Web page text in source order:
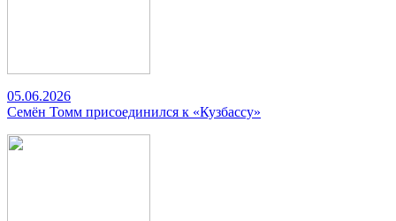
05.06.2026
Семён Томм присоединился к «Кузбассу»